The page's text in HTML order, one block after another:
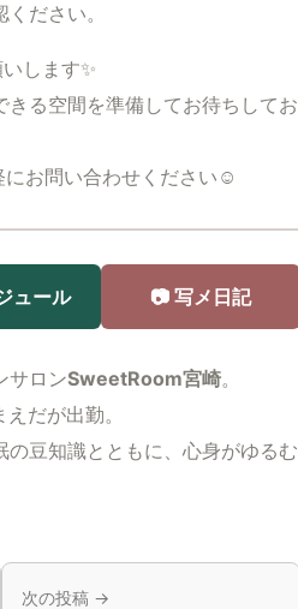
ださい。
します✨
る空間を準備してお待ちしてお
にお問い合わせください☺️
ュール 📷 写メ日記
サロンSweetRoom宮崎。
だが出勤。
の豆知識とともに、心身がゆるむ
次の投稿 →